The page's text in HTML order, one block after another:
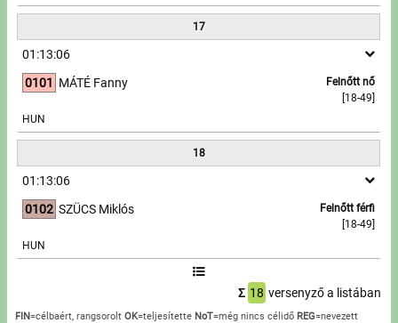
17
01:13:06
0101
Felnőtt nő
[18-49]
MÁTÉ Fanny
HUN
18
01:13:06
0102
Felnőtt férfi
[18-49]
SZÜCS Miklós
HUN
Σ 18 versenyző a listában
FIN=célbaért, rangsorolt OK=teljesítette NoT=még nincs célidő REG=nevezett